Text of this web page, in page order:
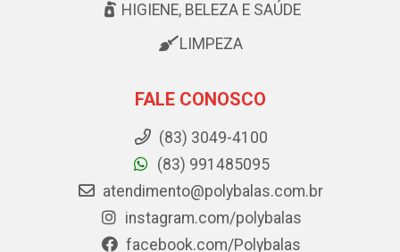
HIGIENE, BELEZA E SAÚDE
LIMPEZA
FALE CONOSCO
(83) 3049-4100
(83) 991485095
atendimento@polybalas.com.br
instagram.com/polybalas
facebook.com/Polybalas